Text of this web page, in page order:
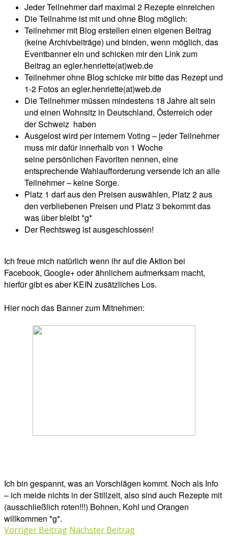
Jeder Teilnehmer darf maximal 2 Rezepte einreichen
Die Teilnahme ist mit und ohne Blog möglich:
Teilnehmer mit Blog erstellen einen eigenen Beitrag
(keine Archivbeiträge) und binden, wenn möglich, das
Eventbanner ein und schicken mir den Link zum
Beitrag an egler.henriette(at)web.de
Teilnehmer ohne Blog schicke mir bitte das Rezept und
1-2 Fotos an egler.henriette(at)web.de
Die Teilnehmer müssen mindestens 18 Jahre alt sein
und einen Wohnsitz in Deutschland, Österreich oder
der Schweiz haben
Ausgelost wird per internem Voting – jeder Teilnehmer
muss mir dafür innerhalb von 1 Woche
seine persönlichen Favoriten nennen, eine
entsprechende Wahlaufforderung versende ich an alle
Teilnehmer – keine Sorge.
Platz 1 darf aus den Preisen auswählen, Platz 2 aus
den verbliebenen Preisen und Platz 3 bekommt das
was über bleibt *g*
Der Rechtsweg ist ausgeschlossen!
Ich freue mich natürlich wenn ihr auf die Aktion bei
Facebook, Google+ oder ähnlichem aufmerksam macht,
hierfür gibt es aber KEIN zusätzliches Los.
Hier noch das Banner zum Mitnehmen:
Ich bin gespannt, was an Vorschlägen kommt. Noch als Info
– ich meide nichts in der Stillzeit, also sind auch Rezepte mit
(ausschließlich roten!!!) Bohnen, Kohl und Orangen
willkommen *g*.
Vorriger Beitrag Nächster Beitrag